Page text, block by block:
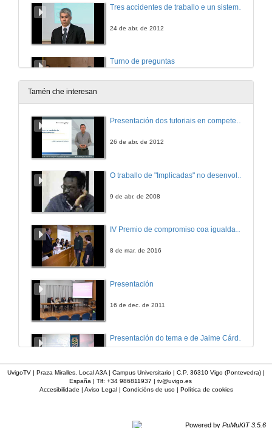
24 de abr. de 2012
Turno de preguntas
24 de abr. de 2012
Tamén che interesan
Presentación dos tutoriais en competencias transversais
26 de abr. de 2012
9 de abr. de 2008
IV Premio de compromiso coa igualdade de xénero da Universidade de Vigo UVIGUALA 2016
8 de mar. de 2016
Presentación
16 de dec. de 2011
Presentación do tema e de Jaime Cárdenas
Día Internacional das Mulleres 2018
UvigoTV | Praza Miralles. Local A3A | Campus Universitario | C.P. 36310 Vigo (Pontevedra) |
España | Tlf: +34 986811937 | tv@uvigo.es
Accesibilidade | Aviso Legal| Condicións de uso| Política de cookies
Powered by PuMuKIT 3.5.6